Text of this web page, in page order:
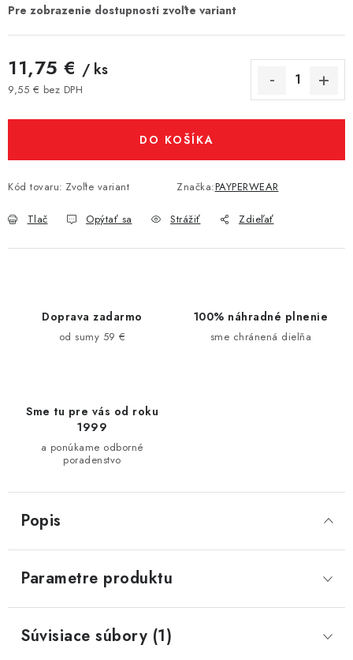
11,75 € / ks
9,55 € bez DPH
DO KOŠÍKA
Kód tovaru: Zvoľte variant Značka:PAYPERWEAR
Tlač Opýtať sa Strážiť Zdieľať
Doprava zadarmo
od sumy 59 €
100% náhradné plnenie
sme chránená dielňa
Sme tu pre vás od roku
1999
a ponúkame odborné
poradenstvo
Popis
Parametre produktu
Súvisiace súbory (1)